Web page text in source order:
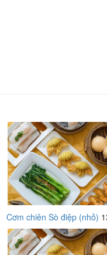
Cơm chiên Sò điệp (nhỏ)